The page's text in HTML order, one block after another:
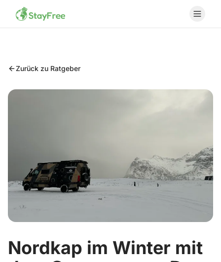
Zurück zu Ratgeber
Nordkap im Winter mit